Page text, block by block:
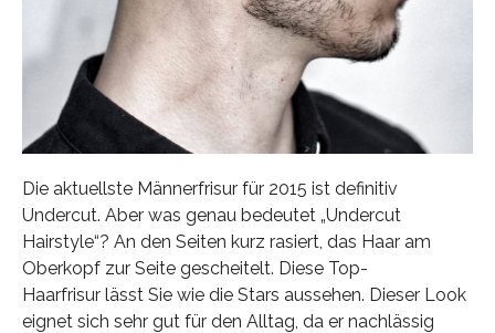
Die aktuellste Männerfrisur für 2015 ist definitiv
Undercut. Aber was genau bedeutet „Undercut
Hairstyle“? An den Seiten kurz rasiert, das Haar am
Oberkopf zur Seite gescheitelt. Diese Top-
Haarfrisur lässt Sie wie die Stars aussehen. Dieser Look
eignet sich sehr gut für den Alltag, da er nachlässig